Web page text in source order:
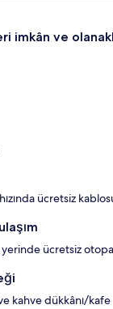
imkân ve
ücretsiz
ücretsiz
kahve dükkânı/kafe